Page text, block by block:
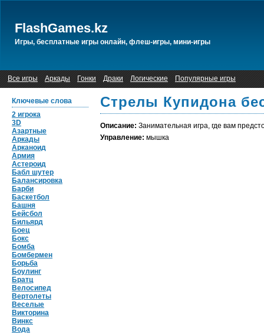
FlashGames.kz
Игры, бесплатные игры онлайн, флеш-игры, мини-игры
Все игры Аркады Гонки Драки Логические Популярные игры
Ключевые слова
2 игрока
3D
Азартные
Аркады
Арканоид
Армия
Астероид
Бабл шутер
Балансировка
Барби
Баскетбол
Башня
Бейсбол
Бильярд
Боец
Бокс
Бомба
Бомбермен
Борьба
Боулинг
Братц
Велосипед
Вертолеты
Веселые
Викторина
Винкс
Вода
Стрелы Купидона
Описание: Занимательная игра, где вам
Управление: мышка